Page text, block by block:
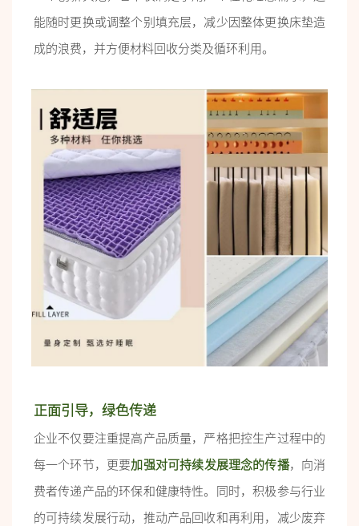
能随时更换或调整个别填充层，减少因整体更换床垫造
成的浪费，并方便材料回收分类及循环利用。
正面引导，绿色传递
企业不仅要注重提高产品质量，严格把控生产过程中的
每一个环节，更要加强对可持续发展理念的传播，向消
费者传递产品的环保和健康特性。同时，积极参与行业
的可持续发展行动，推动产品回收和再利用，减少废弃